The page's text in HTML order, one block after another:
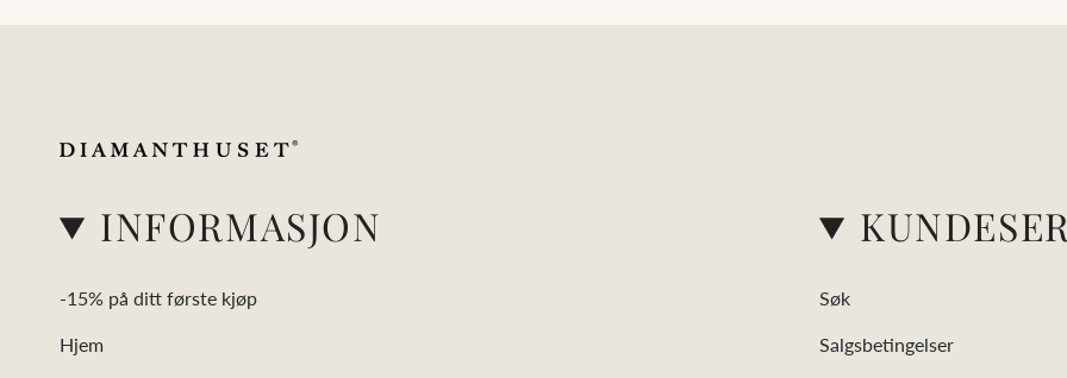
INFORMASJON
-15% på ditt første kjøp
Hjem
Søk
Salgsbetingelser